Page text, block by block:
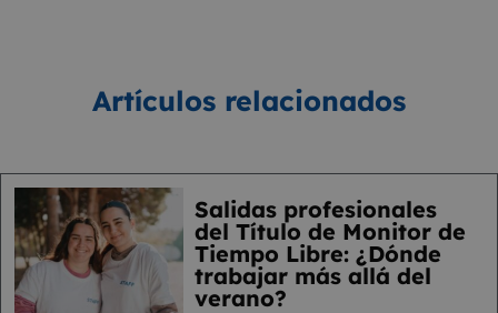
Artículos relacionados
Salidas profesionales
del Título de Monitor de
Tiempo Libre: ¿Dónde
trabajar más allá del
verano?